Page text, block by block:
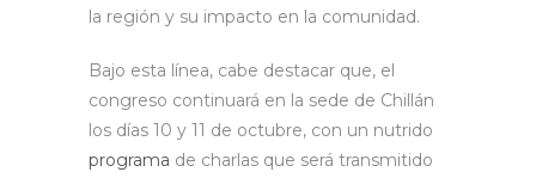
la región y su impacto en la comunidad.
Bajo esta línea, cabe destacar que, el
congreso continuará en la sede de Chillán
los días 10 y 11 de octubre, con un nutrido
programa de charlas que será transmitido